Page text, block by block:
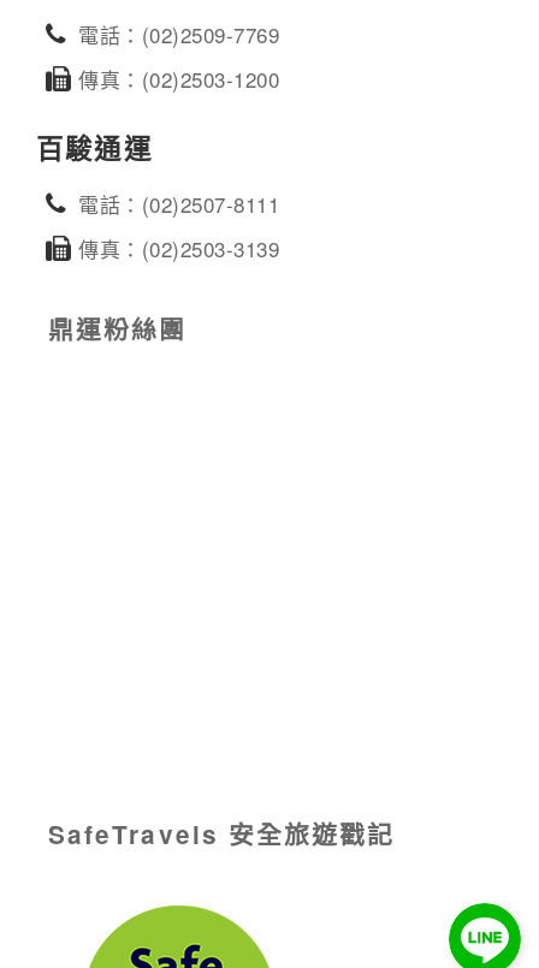
電話：(02)2509-7769
傳真：(02)2503-1200
百駿通運
電話：(02)2507-8111
傳真：(02)2503-3139
鼎運粉絲團
SafeTravels 安全旅遊戳記